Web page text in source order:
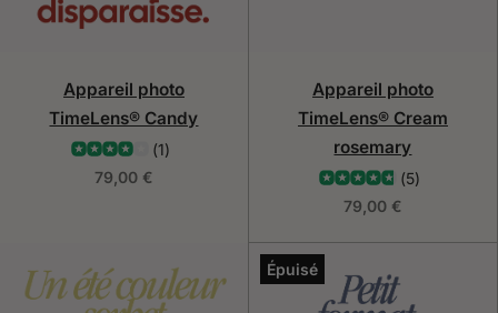
Appareil photo
TimeLens® Candy
(1)
79,00 €
Appareil photo
TimeLens® Cream
rosemary
(5)
79,00 €
Épuisé